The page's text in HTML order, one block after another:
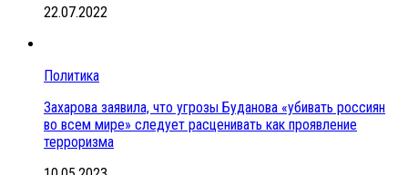
22.07.2022
Политика
Захарова заявила, что угрозы Буданова «убивать россиян
во всем мире» следует расценивать как проявление
терроризма